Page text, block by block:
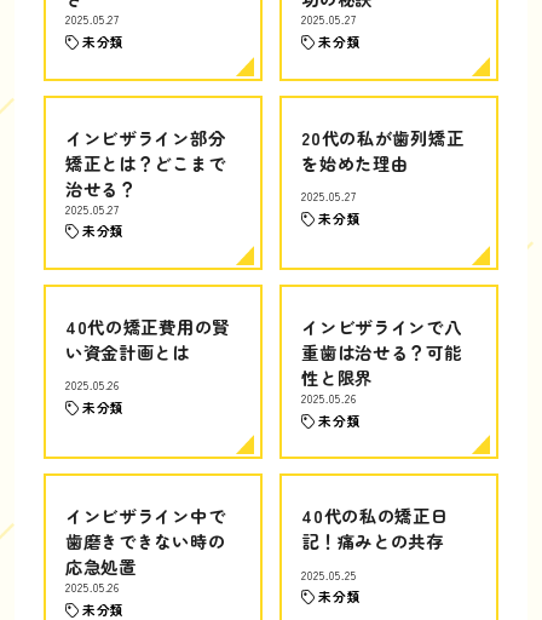
2025.05.27
未分類
2025.05.27
未分類
インビザライン部分
矯正とは？どこまで
治せる？
2025.05.27
未分類
20代の私が歯列矯正
を始めた理由
2025.05.27
未分類
40代の矯正費用の賢
い資金計画とは
2025.05.26
未分類
インビザラインで八
重歯は治せる？可能
性と限界
2025.05.26
未分類
インビザライン中で
歯磨きできない時の
応急処置
2025.05.26
未分類
40代の私の矯正日
記！痛みとの共存
2025.05.25
未分類